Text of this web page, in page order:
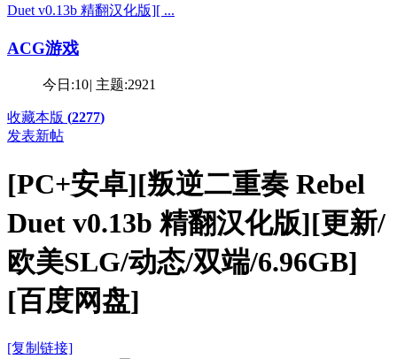
Duet v0.13b 精翻汉化版][ ...
ACG游戏
今日:10| 主题:2921
收藏本版 (2277)
发表新帖
[PC+安卓][叛逆二重奏 Rebel
Duet v0.13b 精翻汉化版][更新/
欧美SLG/动态/双端/6.96GB]
[百度网盘]
[复制链接]